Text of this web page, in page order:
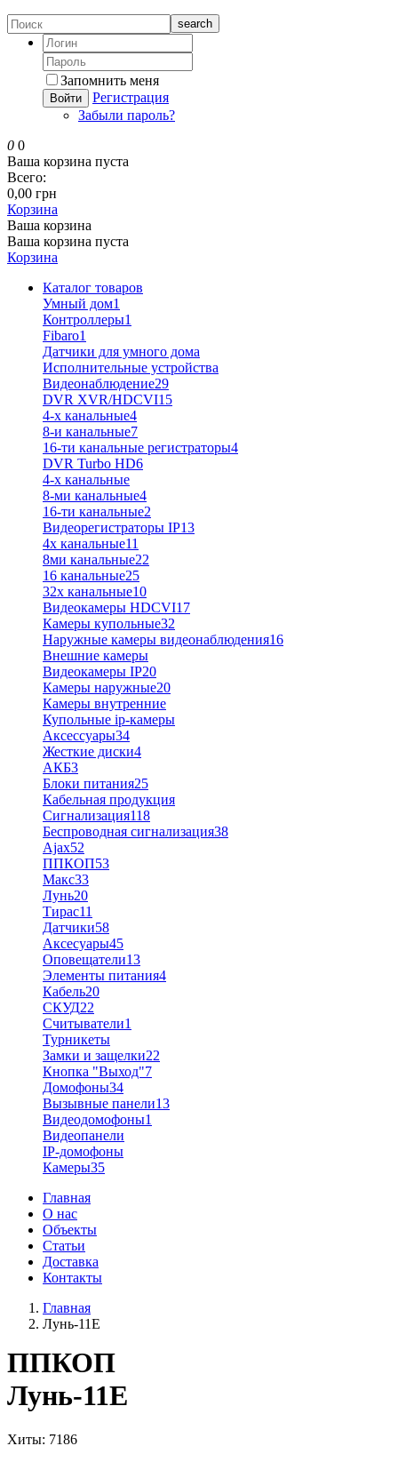
search
Запомнить меня
Войти
Регистрация
Забыли пароль?
0 0
Ваша корзина пуста
Всего:
0,00 грн
Корзина
Ваша корзина
Ваша корзина пуста
Корзина
Каталог товаров
Умный дом1
Контроллеры1
Fibaro1
Датчики для умного дома
Исполнительные устройства
Видеонаблюдение29
DVR XVR/HDCVI15
4-x канальные4
8-и канальные7
16-ти канальные регистраторы4
DVR Turbo HD6
4-х канальные
8-ми канальные4
16-ти канальные2
Видеорегистраторы IP13
4х канальные11
8ми канальные22
16 канальные25
32x канальные10
Видеокамеры HDCVI17
Камеры купольные32
Наружные камеры видеонаблюдения16
Внешние камеры
Видеокамеры IP20
Камеры наружные20
Камеры внутренние
Купольные ip-камеры
Аксессуары34
Жесткие диски4
АКБ3
Блоки питания25
Кабельная продукция
Сигнализация118
Беспроводная сигнализация38
Ajax52
ППКОП53
Макс33
Лунь20
Тирас11
Датчики58
Аксесуары45
Оповещатели13
Элементы питания4
Кабель20
СКУД22
Считыватели1
Турникеты
Замки и защелки22
Кнопка "Выход"7
Домофоны34
Вызывные панели13
Видеодомофоны1
Видеопанели
IP-домофоны
Камеры35
Главная
О нас
Объекты
Статьи
Доставка
Контакты
Главная
Лунь-11Е
ППКОП
Лунь-11Е
Хиты: 7186